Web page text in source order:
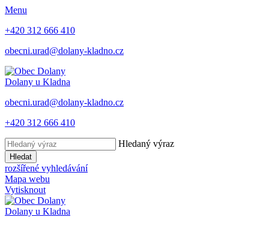
Menu
+420 312 666 410
obecni.urad@dolany-kladno.cz
Dolany u Kladna
obecni.urad@dolany-kladno.cz
+420 312 666 410
Hledaný výraz
Hledat
rozšířené vyhledávání
Mapa webu
Vytisknout
Dolany u Kladna